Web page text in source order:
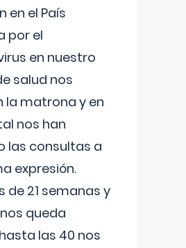
en el País
por el
en nuestro
salud nos
la matrona y en
nos han
las consultas a
expresión.
de 21 semanas y
queda
las 40 nos